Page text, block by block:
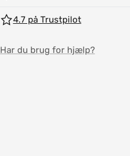
4.7 på Trustpilot
Har du brug for hjælp?